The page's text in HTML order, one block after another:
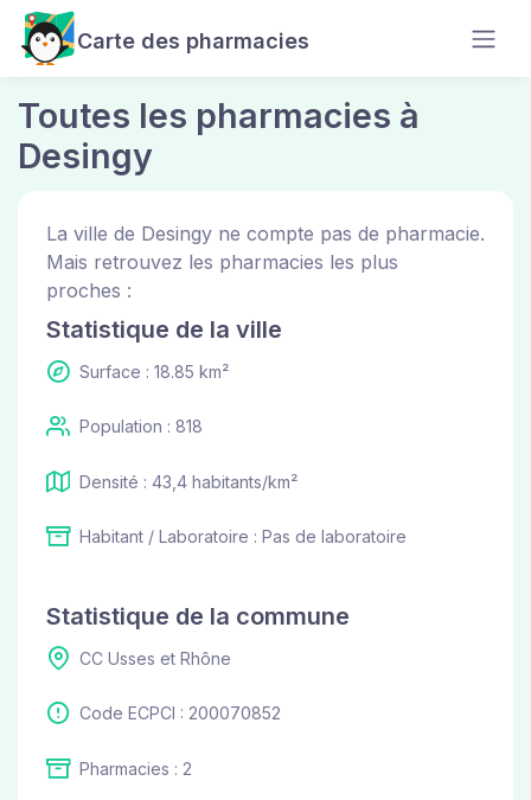
Carte des pharmacies
Toutes les pharmacies à
Desingy
La ville de Desingy ne compte pas de pharmacie.
Mais retrouvez les pharmacies les plus
proches :
Statistique de la ville
Surface : 18.85 km²
Population : 818
Densité : 43,4 habitants/km²
Habitant / Laboratoire : Pas de laboratoire
Statistique de la commune
CC Usses et Rhône
Code ECPCI : 200070852
Pharmacies : 2